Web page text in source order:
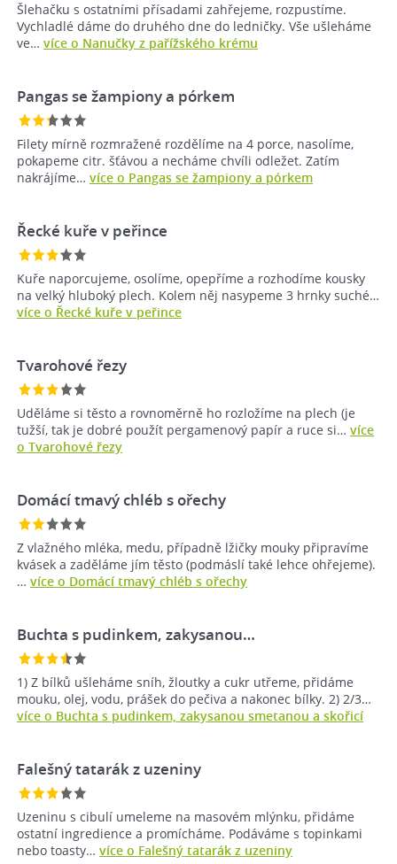
Šlehačku s ostatními přísadami zahřejeme, rozpustíme.
Vychladlé dáme do druhého dne do ledničky. Vše ušleháme
ve… více o Nanučky z pařížského krému
Pangas se žampiony a pórkem
Filety mírně rozmražené rozdělíme na 4 porce, nasolíme,
pokapeme citr. šťávou a necháme chvíli odležet. Zatím
nakrájíme… více o Pangas se žampiony a pórkem
Řecké kuře v peřince
Kuře naporcujeme, osolíme, opepříme a rozhodíme kousky
na velký hluboký plech. Kolem něj nasypeme 3 hrnky suché…
více o Řecké kuře v peřince
Tvarohové řezy
Uděláme si těsto a rovnoměrně ho rozložíme na plech (je
tužší, tak je dobré použít pergamenový papír a ruce si… více
o Tvarohové řezy
Domácí tmavý chléb s ořechy
Z vlažného mléka, medu, případně lžičky mouky připravíme
kvásek a zaděláme jím těsto (podmáslí také lehce ohřejeme).
… více o Domácí tmavý chléb s ořechy
Buchta s pudinkem, zakysanou…
1) Z bílků ušleháme sníh, žloutky a cukr utřeme, přidáme
mouku, olej, vodu, prášek do pečiva a nakonec bílky. 2) 2/3…
více o Buchta s pudinkem, zakysanou smetanou a skořicí
Falešný tatarák z uzeniny
Uzeninu s cibulí umeleme na masovém mlýnku, přidáme
ostatní ingredience a promícháme. Podáváme s topinkami
nebo toasty… více o Falešný tatarák z uzeniny